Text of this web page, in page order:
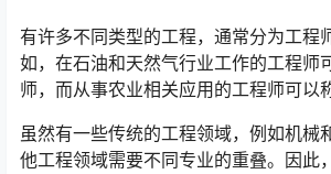
有许多不同类型的工程，通常分为工程
如，在石油和天然气行业工作的工程师
师，而从事农业相关应用的工程师可以
虽然有一些传统的工程领域，例如机械
他工程领域需要不同专业的重叠。因此